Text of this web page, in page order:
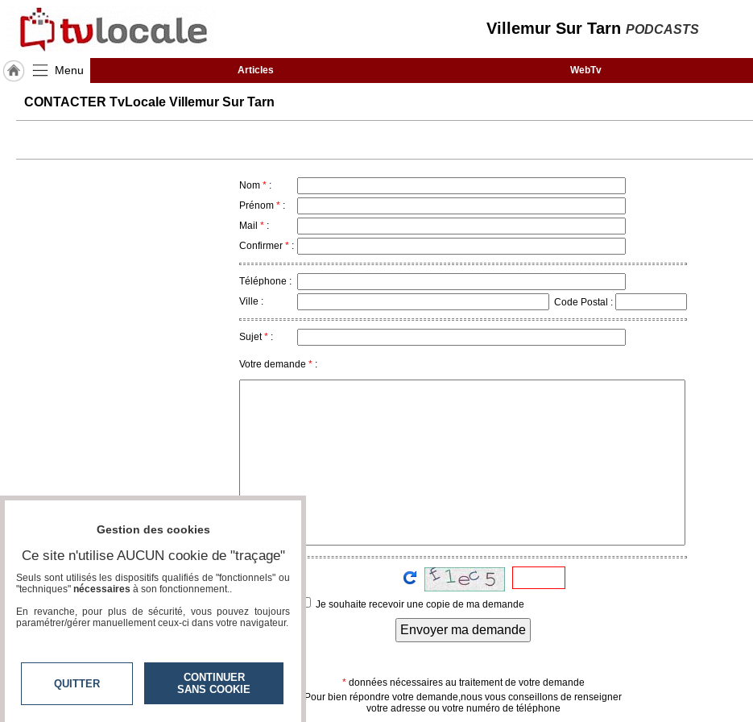
Villemur Sur Tarn PODCASTS
Menu Articles WebTv
J'adhère
Hulcoq
Villemur
Prémium
Accès
CONTACTER TvLocale Villemur Sur Tarn
Nom * :
Prénom * :
Mail * :
Confirmer * :
Téléphone :
Ville :
Code Postal :
Sujet* :
Votre demande * :
Je souhaite recevoir une copie de ma demande
Envoyer ma demande
*données nécessaires au traitement de votre demande
Pour bien répondre votre demande,nous vous conseillons de renseigner
votre adresse ou votre numéro de téléphone
Gestion des cookies
Ce site n'utilise AUCUN cookie de "traçage"
Seuls sont utilisés les dispositifs qualifiés de "fonctionnels" ou
"techniques" nécessaires à son fonctionnement..
En revanche, pour plus de sécurité, vous pouvez toujours
paramétrer/gérer manuellement ceux-ci dans votre navigateur.
QUITTER
CONTINUER
SANS COOKIE